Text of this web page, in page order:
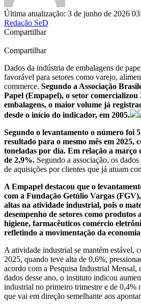
Última atualização: 3 de junho de 2026
Redação SeD
Compartilhar
Compartilhar
Dados da indústria de embalagens de
favorável para setores como varejo,
commerce. Segundo a Associação
Papel (Empapel), o setor comercializou
embalagens, o maior volume já
desde o início do indicador, em 2005.
Segundo o levantamento o número foi
resultado para o mesmo mês em 2025,
toneladas por dia. Em relação a março
de 2,9%. Segundo a associação, os
de aquisições por clientes que já atuam
A Empapel destacou que o
com a Fundação Getúlio Vargas
altas na atividade industrial, pois o
desempenho de setores como produtos
higiene, farmacêuticos comércio
refletindo a movimentação da
A atividade industrial se mantém estável,
2025, quando teve alta de 0,6%,
acordo com a Pesquisa Industrial
dados desse ano, o instituto indicou
industrial no primeiro trimestre e de 0,4%
que vai em direção semelhante aos